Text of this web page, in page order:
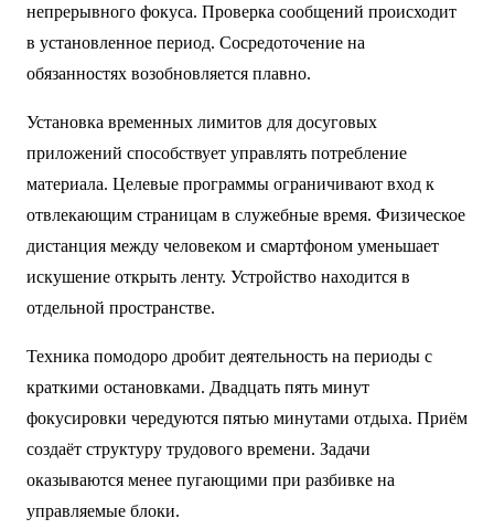
непрерывного фокуса. Проверка сообщений происходит
в установленное период. Сосредоточение на
обязанностях возобновляется плавно.
Установка временных лимитов для досуговых
приложений способствует управлять потребление
материала. Целевые программы ограничивают вход к
отвлекающим страницам в служебные время. Физическое
дистанция между человеком и смартфоном уменьшает
искушение открыть ленту. Устройство находится в
отдельной пространстве.
Техника помодоро дробит деятельность на периоды с
краткими остановками. Двадцать пять минут
фокусировки чередуются пятью минутами отдыха. Приём
создаёт структуру трудового времени. Задачи
оказываются менее пугающими при разбивке на
управляемые блоки.